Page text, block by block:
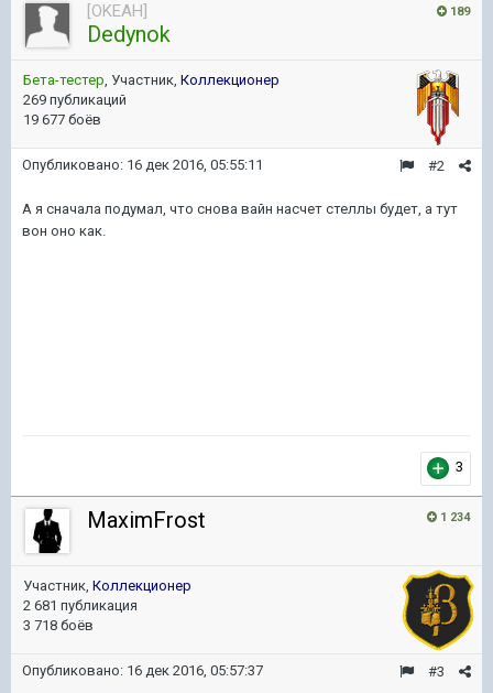
189
[OKEAH]
Dedynok
Бета-тестер, Участник, Коллекционер
269 публикаций
19 677 боёв
#2
Опубликовано: 16 дек 2016, 05:55:11
А я сначала подумал, что снова вайн насчет стеллы будет, а тут
вон оно как.
3
1 234
MaximFrost
Участник, Коллекционер
2 681 публикация
3 718 боёв
#3
Опубликовано: 16 дек 2016, 05:57:37